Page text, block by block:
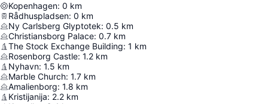
Kopenhagen: 0 km
Rådhuspladsen: 0 km
Ny Carlsberg Glyptotek: 0.5 km
Christiansborg Palace: 0.7 km
The Stock Exchange Building: 1 km
Rosenborg Castle: 1.2 km
Nyhavn: 1.5 km
Marble Church: 1.7 km
Amalienborg: 1.8 km
Kristijanija: 2.2 km